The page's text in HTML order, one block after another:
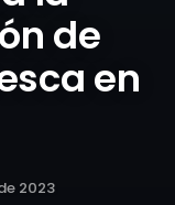
de
en
2023